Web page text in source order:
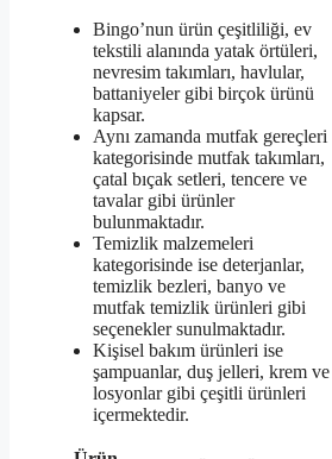
Bingo’nun ürün çeşitliliği, ev
tekstili alanında yatak örtüleri,
nevresim takımları, havlular,
battaniyeler gibi birçok ürünü
kapsar.
Aynı zamanda mutfak gereçleri
kategorisinde mutfak takımları,
çatal bıçak setleri, tencere ve
tavalar gibi ürünler
bulunmaktadır.
Temizlik malzemeleri
kategorisinde ise deterjanlar,
temizlik bezleri, banyo ve
mutfak temizlik ürünleri gibi
seçenekler sunulmaktadır.
Kişisel bakım ürünleri ise
şampuanlar, duş jelleri, krem ve
losyonlar gibi çeşitli ürünleri
içermektedir.